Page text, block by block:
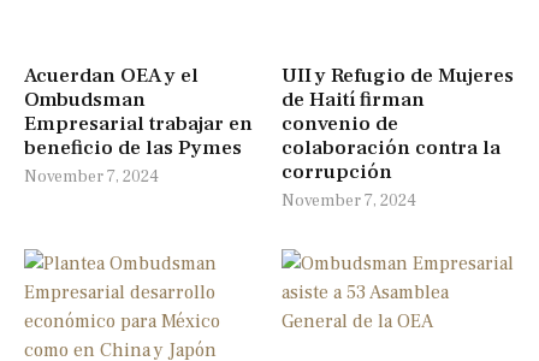
Acuerdan OEA y el
Ombudsman
Empresarial trabajar en
beneficio de las Pymes
November 7, 2024
UII y Refugio de Mujeres
de Haití firman
convenio de
colaboración contra la
corrupción
November 7, 2024